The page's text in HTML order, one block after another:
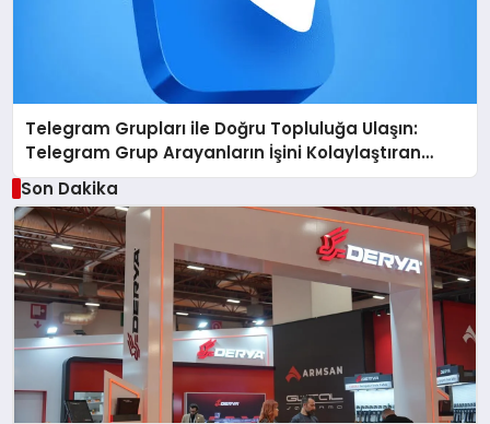
Telegram Grupları ile Doğru Topluluğa Ulaşın:
Telegram Grup Arayanların İşini Kolaylaştıran
Çözüm
Son Dakika